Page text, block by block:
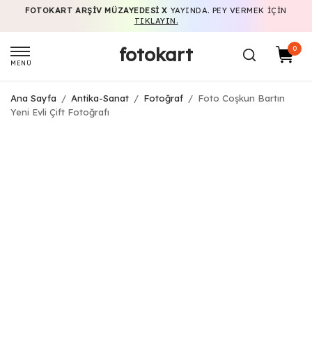
FOTOKART ARŞIV MÜZAYEDESI X YAYINDA. PEY VERMEK IÇIN
TIKLAYIN.
MENÜ fotokart 0
Ana Sayfa / Antika-Sanat / Fotoğraf / Foto Coşkun Bartın
Yeni Evli Çift Fotoğrafı